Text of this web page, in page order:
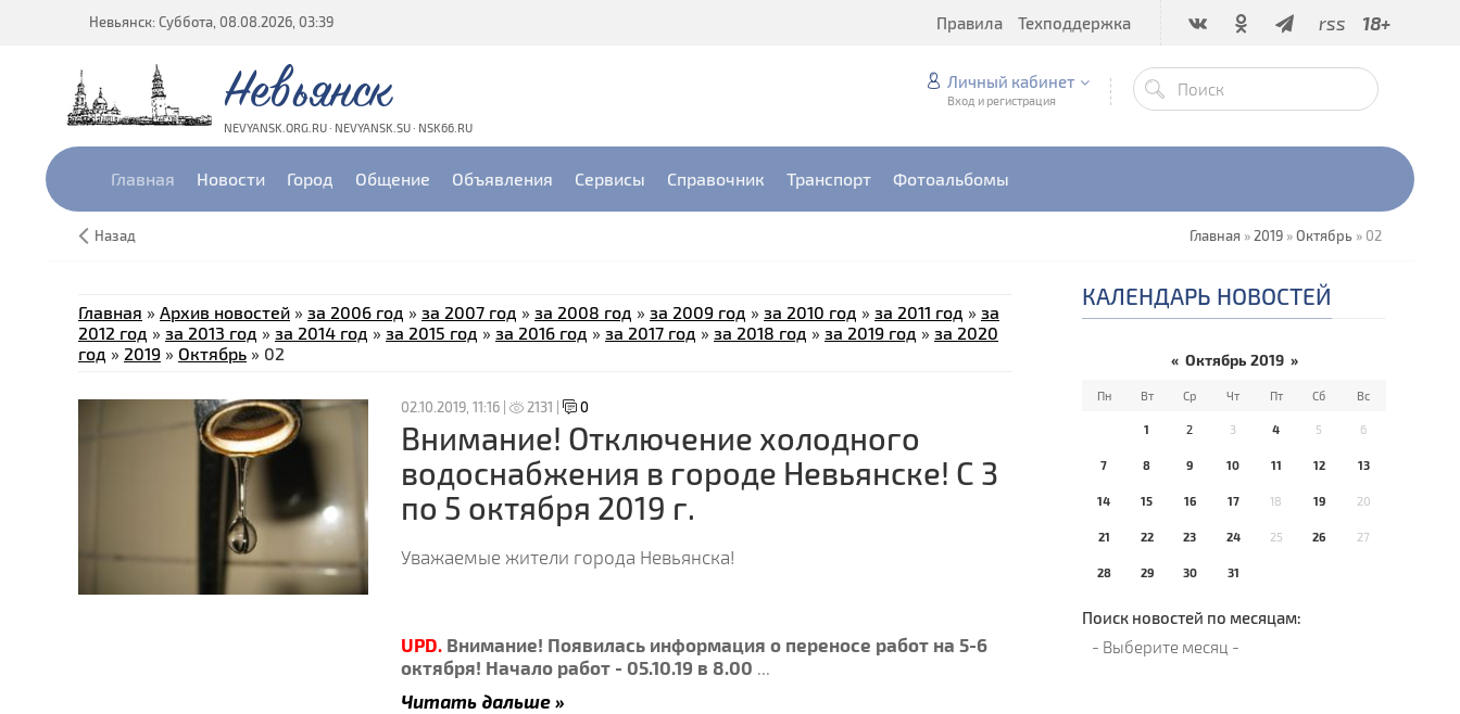
Невьянск: Суббота, 08.08.2026, 03:39 rss 18+
Правила Техподдержка
Невьянск
NEVYANSK.ORG.RU · NEVYANSK.SU · NSK66.RU
Личный кабинет
Вход и регистрация
Главная Новости Город Общение Объявления Сервисы Справочник Транспорт Фотоальбомы
Назад Главная » 2019 »Октябрь » 02
Главная » Архив новостей » за 2006 год » за 2007 год » за 2008 год » за 2009 год » за 2010 год » за 2011 год » за
2012 год » за 2013 год » за 2014 год » за 2015 год » за 2016 год » за 2017 год » за 2018 год » за 2019 год » за 2020
год » 2019 » Октябрь » 02
02.10.2019, 11:16 | 2131 | 0
Внимание! Отключение холодного
водоснабжения в городе Невьянске! C 3
по 5 октября 2019 г.
Уважаемые жители города Невьянска!
UPD.Внимание! Появилась информация о переносе работ на 5-6
октября! Начало работ - 05.10.19 в 8.00 ...
Читать дальше »
КАЛЕНДАРЬ НОВОСТЕЙ
« Октябрь 2019 »
Пн Вт Ср Чт Пт Сб Вс
1 2 3 4 5 6
7 8 9 10 11 12 13
14 15 16 17 18 19 20
21 22 23 24 25 26 27
28 29 30 31
Поиск новостей по месяцам: